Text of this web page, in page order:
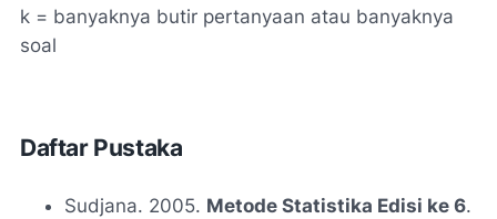
k = banyaknya butir pertanyaan atau banyaknya
soal
Daftar Pustaka
Sudjana. 2005. Metode Statistika Edisi ke 6.